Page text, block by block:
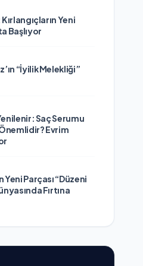
Yeni
Başlıyor
“İyilik Melekliği”
Saç Serumu
Evrim
Parçası “Düzeni
Fırtına